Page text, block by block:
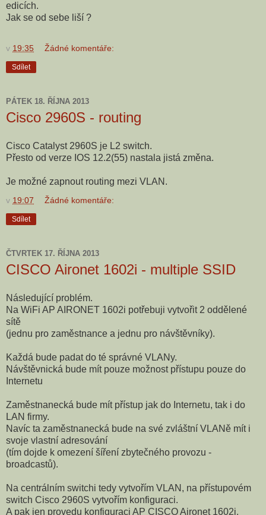
edicích.
Jak se od sebe liší ?
v 19:35 Žádné komentáře:
Sdílet
PÁTEK 18. ŘÍJNA 2013
Cisco 2960S - routing
Cisco Catalyst 2960S je L2 switch.
Přesto od verze IOS 12.2(55) nastala jistá změna.
Je možné zapnout routing mezi VLAN.
v 19:07 Žádné komentáře:
Sdílet
ČTVRTEK 17. ŘÍJNA 2013
CISCO Aironet 1602i - multiple SSID
Následující problém.
Na WiFi AP AIRONET 1602i potřebuji vytvořit 2 oddělené
sítě
(jednu pro zaměstnance a jednu pro návštěvníky).
Každá bude padat do té správné VLANy.
Návštěvnická bude mít pouze možnost přístupu pouze do
Internetu
Zaměstnanecká bude mít přístup jak do Internetu, tak i do
LAN firmy.
Navíc ta zaměstnanecká bude na své zvláštní VLANě mít i
svoje vlastní adresování
(tím dojde k omezení šíření zbytečného provozu -
broadcastů).
Na centrálním switchi tedy vytvořím VLAN, na přístupovém
switch Cisco 2960S vytvořím konfiguraci.
A pak jen provedu konfiguraci AP CISCO Aironet 1602i.